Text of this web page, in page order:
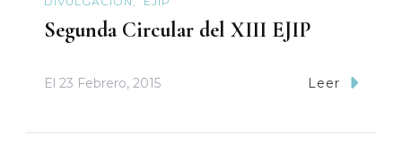
Segunda Circular del XIII EJIP
El 23 Febrero, 2015 Leer